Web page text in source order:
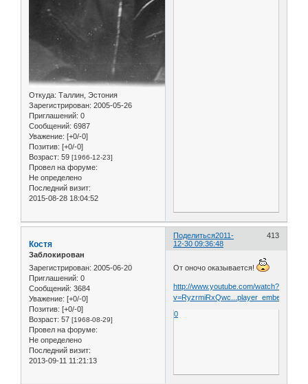
Откуда: Таллин, Эстония
Зарегистрирован: 2005-05-26
Приглашений: 0
Сообщений: 6987
Уважение: [+0/-0]
Позитив: [+0/-0]
Возраст: 59 [1966-12-23]
Провел на форуме:
Не определено
Последний визит:
2015-08-28 18:04:52
Поделиться 413
2011-
12-30 09:36:48
Костя
Заблокирован
Зарегистрирован: 2005-06-20
Приглашений: 0
Сообщений: 3684
Уважение: [+0/-0]
Позитив: [+0/-0]
Возраст: 57 [1968-08-29]
Провел на форуме:
Не определено
Последний визит:
2013-09-11 11:21:13
От оночо оказывается!
http://www.youtube.com/watch?
v=RyzrmiRxQwc...player_embedded
0